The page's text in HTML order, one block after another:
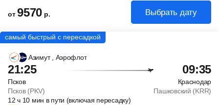
от9570 р. Выбрать дату
Азимут , Аэрофлот
21:25 09:35
Псков
Краснодар
Псков (PKV)
Пашковский (KRR)
12ч10 мин в пути (включая пересадку)